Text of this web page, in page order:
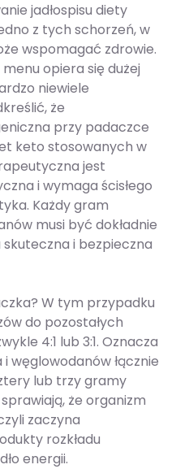
jadłospisu diety
z tych schorzeń, w
wspomagać zdrowie.
opiera się dużej
niewiele
że
przy padaczce
keto stosowanych w
jest
i wymaga ścisłego
Każdy gram
musi być dokładnie
i bezpieczna
W tym przypadku
do pozostałych
4:1 lub 3:1. Oznacza
węglowodanów łącznie
lub trzy gramy
że organizm
zaczyna
rozkładu
energii.